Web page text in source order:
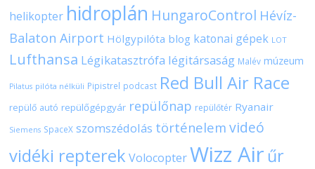
helikopter hidroplán HungaroControl Hévíz-
Balaton Airport Hölgypilóta blog katonai gépek LOT
Lufthansa Légikatasztrófa légitársaság Malév múzeum
Pilatus pilóta nélküli Pipistrel podcast Red Bull Air Race
repülő autó repülőgépgyár repülőnap repülőtér Ryanair
Siemens SpaceX szomszédolás történelem videó
vidéki repterek Volocopter Wizz Air űr